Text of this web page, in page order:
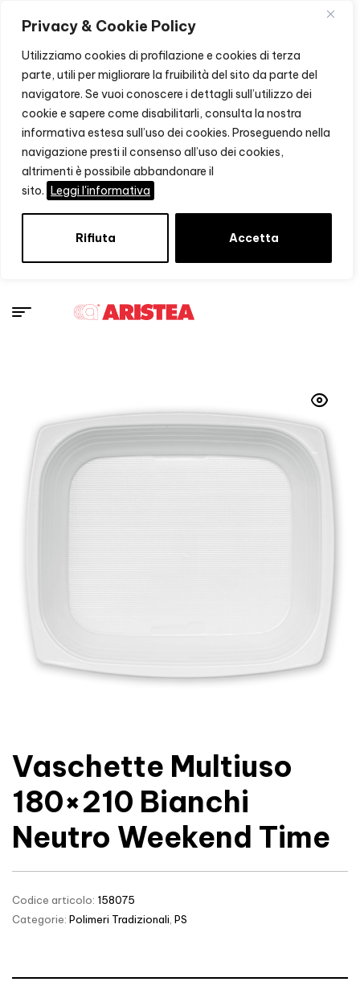
Privacy & Cookie Policy
Utilizziamo cookies di profilazione e cookies di terza
parte, utili per migliorare la fruibilità del sito da parte del
navigatore. Se vuoi conoscere i dettagli sull’utilizzo dei
cookie e sapere come disabilitarli, consulta la nostra
informativa estesa sull’uso dei cookies. Proseguendo nella
navigazione presti il consenso all’uso dei cookies,
altrimenti è possibile abbandonare il
sito. Leggi l'informativa
Rifiuta Accetta
Vaschette Multiuso
180×210 Bianchi
Neutro Weekend Time
Codice articolo: 158075
Categorie: Polimeri Tradizionali PS